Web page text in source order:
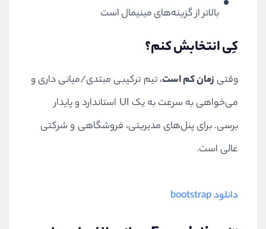
بالاتر از گزینه‌های مینیمال است
کِی انتخابش کنم؟
وقتی زمان کم است، تیم ترکیبی مبتدی/میانی داری و
می‌خواهی به سرعت به یک UI استاندارد و پایدار
برسی. برای پنل‌های مدیریتی، فروشگاهی و شرکتی
عالی است.
دانلود bootstrap